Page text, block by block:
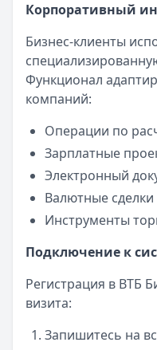
Корпоративный
Бизнес-клиенты
Функционал
компаний:
Операции по
Зарплатные
Электронный
Валютные сделки
Инструменты
Подключение к
Регистрация в ВТБ
визита:
Запишитесь на